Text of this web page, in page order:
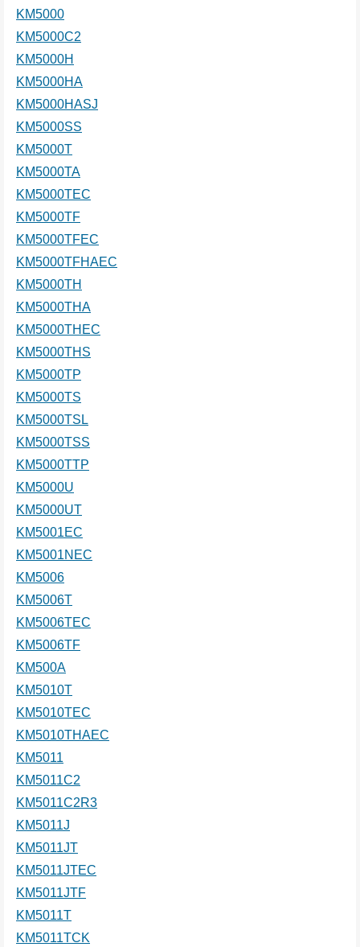
KM5000
KM5000C2
KM5000H
KM5000HA
KM5000HASJ
KM5000SS
KM5000T
KM5000TA
KM5000TEC
KM5000TF
KM5000TFEC
KM5000TFHAEC
KM5000TH
KM5000THA
KM5000THEC
KM5000THS
KM5000TP
KM5000TS
KM5000TSL
KM5000TSS
KM5000TTP
KM5000U
KM5000UT
KM5001EC
KM5001NEC
KM5006
KM5006T
KM5006TEC
KM5006TF
KM500A
KM5010T
KM5010TEC
KM5010THAEC
KM5011
KM5011C2
KM5011C2R3
KM5011J
KM5011JT
KM5011JTEC
KM5011JTF
KM5011T
KM5011TCK